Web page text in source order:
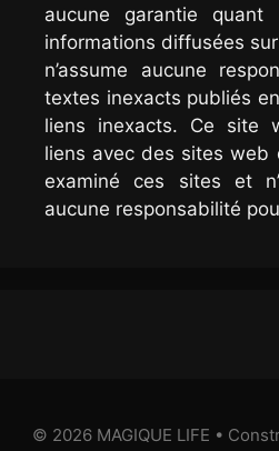
aucune garantie quant
informations diffusées
n’assume aucune
textes inexacts publiés
liens inexacts. Ce site
liens avec des sites web
examiné ces sites et
aucune responsabilité
© 2026 MAGIQUE LIFE •